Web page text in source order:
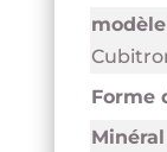
Forme
Minéral